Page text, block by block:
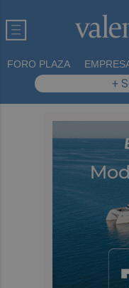
FORO PLAZA
+